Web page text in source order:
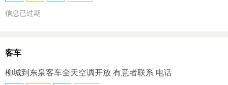
信息已过期
客车
柳城到东泉客车全天空调开放 有意者联系 电话